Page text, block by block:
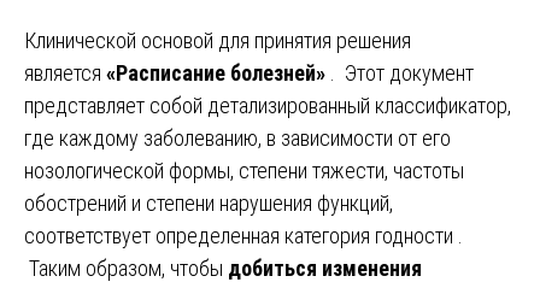
Клинической основой для принятия решения
является «Расписание болезней»
. Этот документ
представляет собой детализированный классификатор,
где каждому заболеванию, в зависимости от его
нозологической формы, степени тяжести, частоты
обострений и степени нарушения функций,
соответствует определенная категория годности .
Таким образом, чтобы добиться изменения